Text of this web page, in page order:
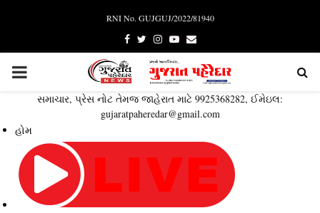
RNI No. GUJGUJ/2022/81940
Facebook
TwitterInstagram
YoutubeEmail
PRIMARY
MENU
સમાચાર, પ્રેસ નોટ તેમજ જાહેરાત માટે 9925368282, ઈમેઇલ:
gujaratpaheredar@gmail.com
હોમ